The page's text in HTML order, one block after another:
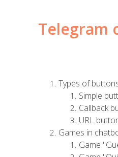
Telegram
Types of
Simple
Callback
URL
Games in
Game